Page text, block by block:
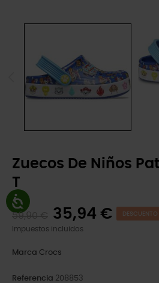
Zuecos De Niños
T
59,90 € 35,94 €
Impuestos incluidos
Marca Crocs
Referencia 208853